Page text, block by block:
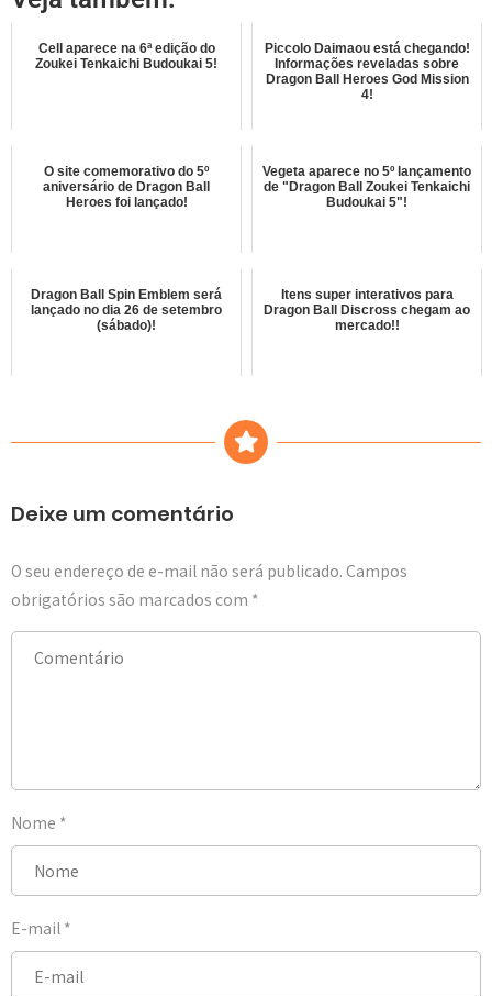
Cell aparece na 6ª edição do
Zoukei Tenkaichi Budoukai 5!
Piccolo Daimaou está chegando!
Informações reveladas sobre
Dragon Ball Heroes God Mission
4!
O site comemorativo do 5º
aniversário de Dragon Ball
Heroes foi lançado!
Vegeta aparece no 5º lançamento
de "Dragon Ball Zoukei Tenkaichi
Budoukai 5"!
Dragon Ball Spin Emblem será
lançado no dia 26 de setembro
(sábado)!
Itens super interativos para
Dragon Ball Discross chegam ao
mercado!!
Deixe um comentário
O seu endereço de e-mail não será publicado. Campos
obrigatórios são marcados com *
Nome *
E-mail *